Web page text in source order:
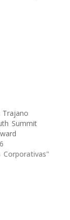
Trajano
Summit
Corporativas"